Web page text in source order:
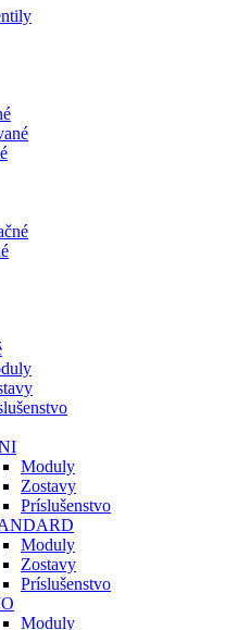
Moduly
Zostavy
Príslušenstvo
Moduly
Zostavy
Príslušenstvo
Moduly